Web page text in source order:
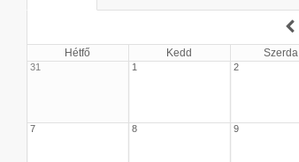
Hétfő Kedd Szerda
31 1 2
7 8 9